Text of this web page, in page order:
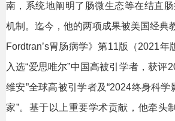
南，系统地阐明了肠微生态等在结直
机制。迄今，他的两项成果被美国经典
Fordtran’s胃肠病学》第11版（2021年
入选“爱思唯尔”中国高被引学者，获评
维安”全球高被引学者及“2024终身科
家”。基于以上重要学术贡献，他牵头